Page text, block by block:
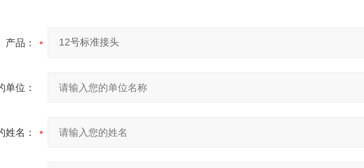
产品：
单位：
姓名：